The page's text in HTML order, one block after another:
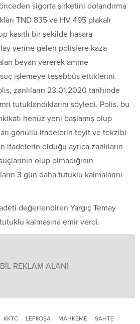
sigorta şirketini dolandırma
TND 835 ve HV 495 plakalı
kasıtlı bir şekilde hasara
yerine gelen polislere kaza
beyan vererek amme
suç işlemeye teşebbüs ettiklerini
zanlıların 23.01.2020 tarihinde
tutuklandıklarını söyledi. Polis, bu
henüz yeni başlamış olup
gönüllü ifadelerin teyit ve tekzibi
ifadelerin olduğu ayrıca zanlıların
olup olmadığının
3 gün daha tutuklu kalmalarını
değerlendiren Yargıç Temay
kalmasına emir verdi.
REKLAM ALANI
KKTC LEFKOŞA MAHKEME
SAHTE